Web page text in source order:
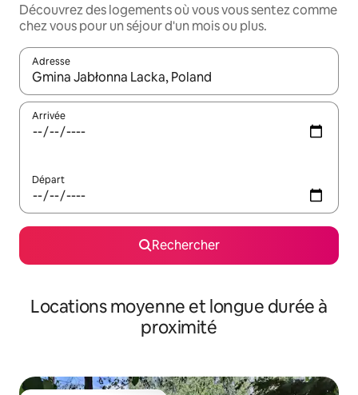
Découvrez des logements où vous vous sentez comme
chez vous pour un séjour d'un mois ou plus.
Adresse
Lorsque les résultats s'affichent, utilisez les flèches vers le
Arrivée
Départ
Rechercher
Locations moyenne et longue durée à
proximité